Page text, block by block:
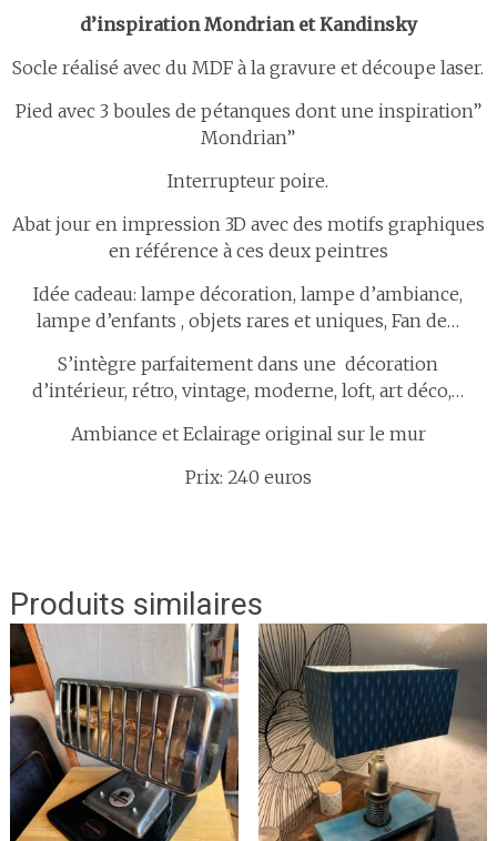
d’inspiration Mondrian et Kandinsky
Socle réalisé avec du MDF à la gravure et découpe laser.
Pied avec 3 boules de pétanques dont une inspiration”
Mondrian”
Interrupteur poire.
Abat jour en impression 3D avec des motifs graphiques
en référence à ces deux peintres
Idée cadeau: lampe décoration, lampe d’ambiance,
lampe d’enfants , objets rares et uniques, Fan de…
S’intègre parfaitement dans une décoration
d’intérieur, rétro, vintage, moderne, loft, art déco,…
Ambiance et Eclairage original sur le mur
Prix: 240 euros
Produits similaires